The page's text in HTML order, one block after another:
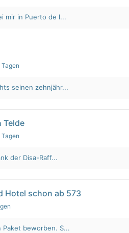
mir in Puerto de l...
Tagen
seinen zehnjähr...
Telde
der Disa-Raff...
Hotel schon ab 573
Paket beworben. S...